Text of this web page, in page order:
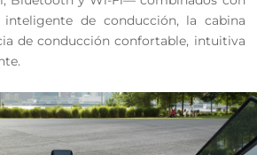
inteligente de conducción, la cabina
de conducción confortable, intuitiva